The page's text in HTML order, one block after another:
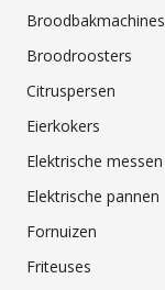
Broodbakmachines
Broodroosters
Citruspersen
Eierkokers
Elektrische messen
Elektrische pannen
Fornuizen
Friteuses